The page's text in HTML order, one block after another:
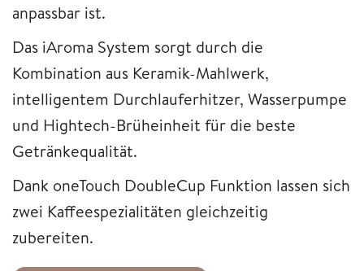
anpassbar ist.
Das iAroma System sorgt durch die
Kombination aus Keramik-Mahlwerk,
intelligentem Durchlauferhitzer, Wasserpumpe
und Hightech-Brüheinheit für die beste
Getränkequalität.
Dank oneTouch DoubleCup Funktion lassen sich
zwei Kaffeespezialitäten gleichzeitig
zubereiten.